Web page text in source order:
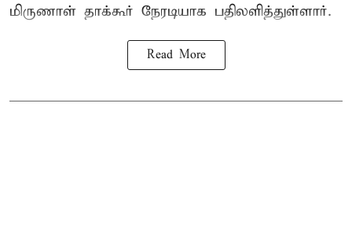
மிருணாள் தாக்கூர் நேரடியாக பதிலளித்துள்ளார்.
Read More